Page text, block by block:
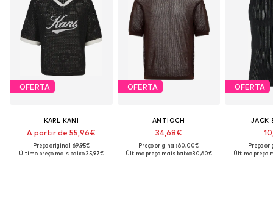
OFERTA
KARL KANI
A partir de 55,96€
Preço original: 69,95€
Último preço mais baixo:35,97€
OFERTA
ANTIOCH
34,68€
Preço original: 60,00€
Último preço mais baixo:30,60€
OFERTA
JACK
Preço
Último preço